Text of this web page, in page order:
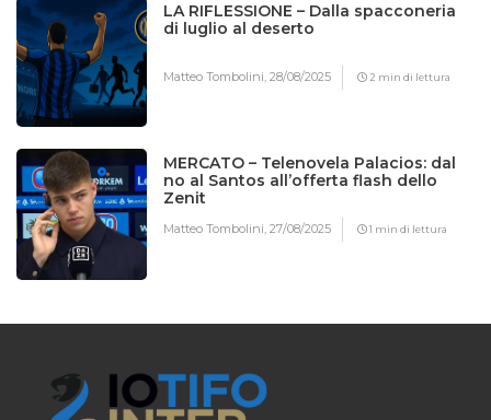
LA RIFLESSIONE – Dalla spacconeria
di luglio al deserto
Matteo Tombolini,28/08/2025 2 min di lettura
MERCATO – Telenovela Palacios: dal
no al Santos all’offerta flash dello
Zenit
Matteo Tombolini,27/08/2025 1 min di lettura